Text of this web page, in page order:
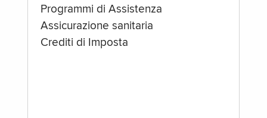
Programmi di Assistenza
Assicurazione sanitaria
Crediti di Imposta